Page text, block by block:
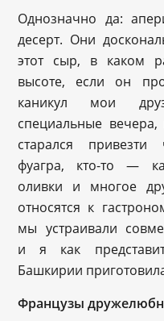
Однозначно да:
десерт. Они
этот сыр, в каком
высоте, если он
каникул мои
специальные
старался привезти
фуагра, кто-то —
оливки и многое
относятся к
мы устраивали
и я как
Башкирии
Французы